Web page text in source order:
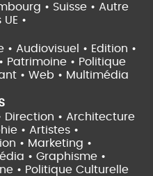
• Suisse • Autre
•
• Audiovisuel • Edition •
Patrimoine • Politique
• Web • Multimédia
Direction • Architecture
• Artistes •
• Marketing •
• Graphisme •
• Politique Culturelle